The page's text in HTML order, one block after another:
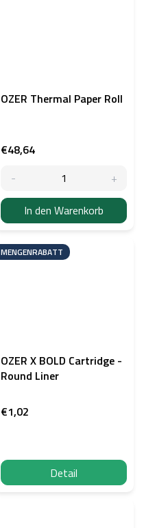
OZER Thermal Paper Roll
€48,64
In den Warenkorb
MENGENRABATT
OZER X BOLD Cartridge -
Round Liner
€1,02
Detail